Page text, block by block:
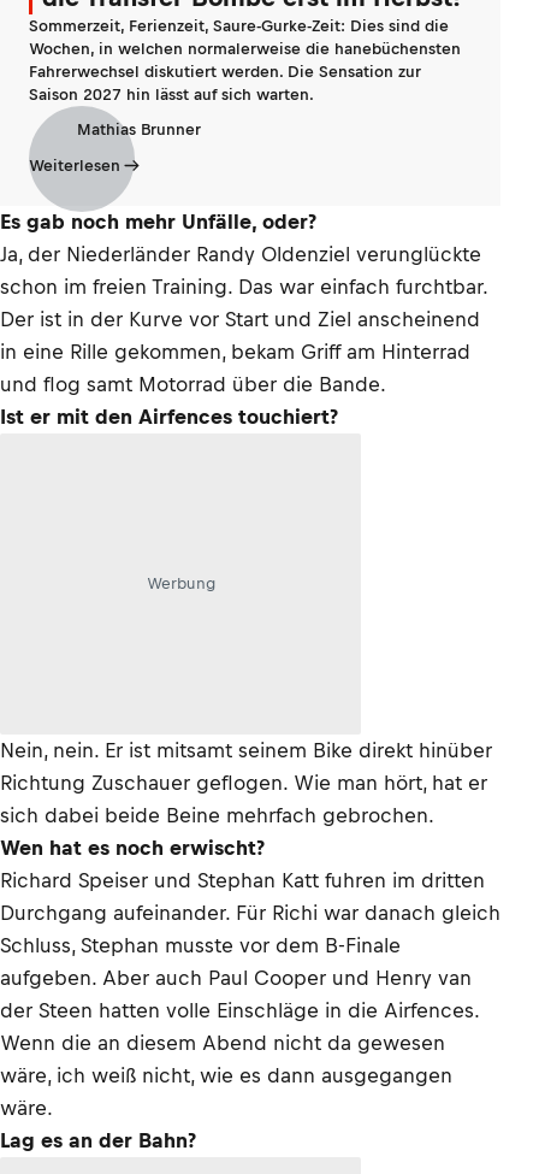
Sommerzeit, Ferienzeit, Saure-Gurke-Zeit: Dies sind die
Wochen, in welchen normalerweise die hanebüchensten
Fahrerwechsel diskutiert werden. Die Sensation zur
Saison 2027 hin lässt auf sich warten.
Mathias Brunner
Weiterlesen
Es gab noch mehr Unfälle, oder?
Ja, der Niederländer Randy Oldenziel verunglückte
schon im freien Training. Das war einfach furchtbar.
Der ist in der Kurve vor Start und Ziel anscheinend
in eine Rille gekommen, bekam Griff am Hinterrad
und flog samt Motorrad über die Bande.
Ist er mit den Airfences touchiert?
Werbung
Nein, nein. Er ist mitsamt seinem Bike direkt hinüber
Richtung Zuschauer geflogen. Wie man hört, hat er
sich dabei beide Beine mehrfach gebrochen.
Wen hat es noch erwischt?
Richard Speiser und Stephan Katt fuhren im dritten
Durchgang aufeinander. Für Richi war danach gleich
Schluss, Stephan musste vor dem B-Finale
aufgeben. Aber auch Paul Cooper und Henry van
der Steen hatten volle Einschläge in die Airfences.
Wenn die an diesem Abend nicht da gewesen
wäre, ich weiß nicht, wie es dann ausgegangen
wäre.
Lag es an der Bahn?